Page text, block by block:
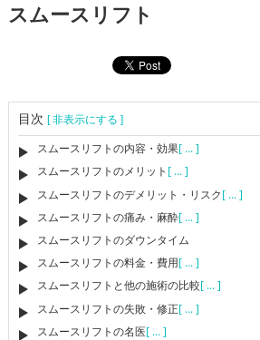
スムースリフト
目次[ 非表示にする ]
スムースリフトの内容・効果[ ... ]
スムースリフトのメリット [ ... ]
スムースリフトのデメリット・リスク[ ... ]
スムースリフトの痛み・麻酔[ ... ]
スムースリフトのダウンタイム
スムースリフトの料金・費用[ ... ]
スムースリフトと他の施術の比較[ ... ]
スムースリフトの失敗・修正[ ... ]
スムースリフトの名医[ ... ]